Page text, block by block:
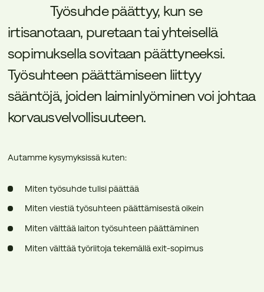
Työsuhdepäättyy, kun se
irtisanotaan, puretaantaiyhteisellä
sopimuksellasovitaan päättyneeksi.
Työsuhteen päättämiseen liittyy
sääntöjä, joiden laiminlyöminenvoi johtaa
korvausvelvollisuuteen.
Autamme kysymyksissä kuten:
Miten työsuhde tulisi päättää
Miten viestiä työsuhteen päättämisestä oikein
Miten välttää laiton työsuhteen päättäminen
Miten välttää työriitoja tekemällä exit-sopimus